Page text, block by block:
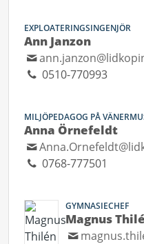
EXPLOATERINGSINGENJÖR
Ann Janzon
0510-770993
MILJÖPEDAGOG PÅ
Anna Örnefeldt
0768-777501
GYMNASIECHEF
Magnus